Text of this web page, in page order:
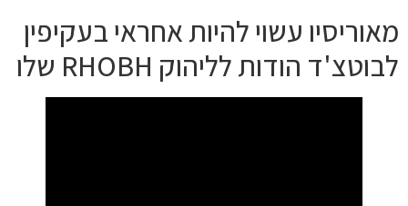
מאוריסיו עשוי להיות אחראי בעקיפין
לבוטצ'ד הודות לליהוק RHOBH שלו